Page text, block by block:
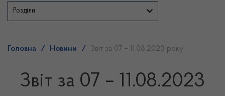
Розділи
Головна / Новини / Звіт за 07 – 11.08.2023 року
Звіт за 07 – 11.08.2023